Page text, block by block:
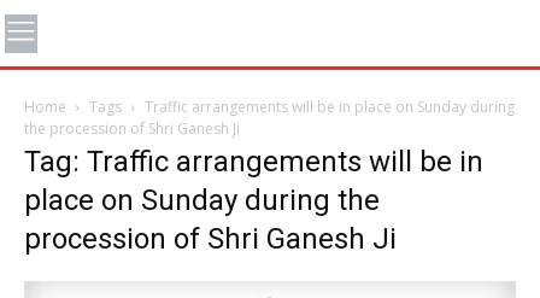
Home Tags
Traffic arrangements will be in place on Sunday during
the procession of Shri Ganesh Ji
Tag: Traffic arrangements will be in
place on Sunday during the
procession of Shri Ganesh Ji